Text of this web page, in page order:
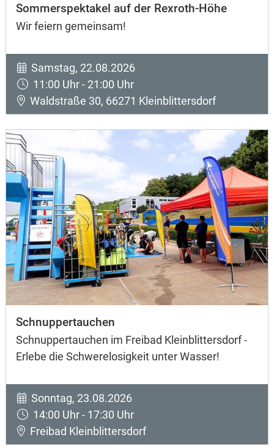
Sommerspektakel auf der Rexroth-Höhe
Wir feiern gemeinsam!
Samstag, 22.08.2026
11:00 Uhr - 21:00 Uhr
Waldstraße 30, 66271 Kleinblittersdorf
Schnuppertauchen
Schnuppertauchen im Freibad Kleinblittersdorf -
Erlebe die Schwerelosigkeit unter Wasser!
Sonntag, 23.08.2026
14:00 Uhr - 17:30 Uhr
Freibad Kleinblittersdorf